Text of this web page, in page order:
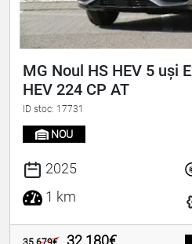
MG Noul HS HEV 5 uși
HEV 224 CP AT
ID stoc: 17731
NOU
2025
1 km
32.180€